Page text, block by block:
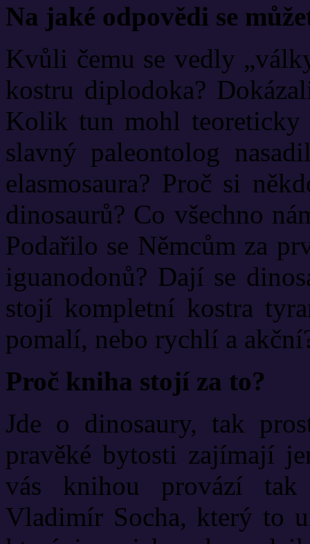
Na jaké odpovědi se
Kvůli čemu se vedly
kostru diplodoka?
Kolik tun mohl teoreticky
slavný paleontolog
elasmosaura? Proč si
dinosaurů? Co všechno
Podařilo se Němcům za
iguanodonů? Dají se
stojí kompletní kostra
pomalí, nebo rychlí a
Proč kniha stojí za to?
Jde o dinosaury, tak
pravěké bytosti zajímají
vás knihou provází
Vladimír Socha, který to